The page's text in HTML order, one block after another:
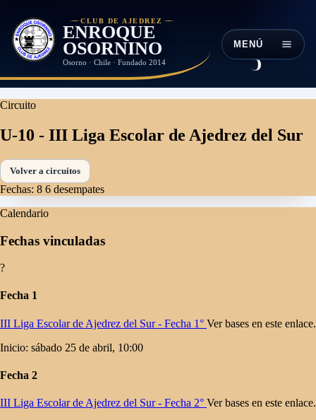
CLUB DE AJEDREZ
ENROQUE
OSORNINO
Osorno · Chile · Fundado 2014
MENÚ
Circuito
U-10 - III Liga Escolar de Ajedrez del Sur
Volver a circuitos
Fechas: 8 6 desempates
Calendario
Fechas vinculadas
?
Fecha 1
III Liga Escolar de Ajedrez del Sur - Fecha 1° Ver bases en este enlace.
Inicio: sábado 25 de abril, 10:00
Fecha 2
III Liga Escolar de Ajedrez del Sur - Fecha 2° Ver bases en este enlace.